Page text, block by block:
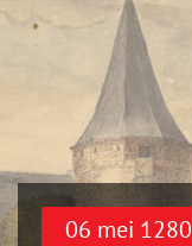
06 mei 1280